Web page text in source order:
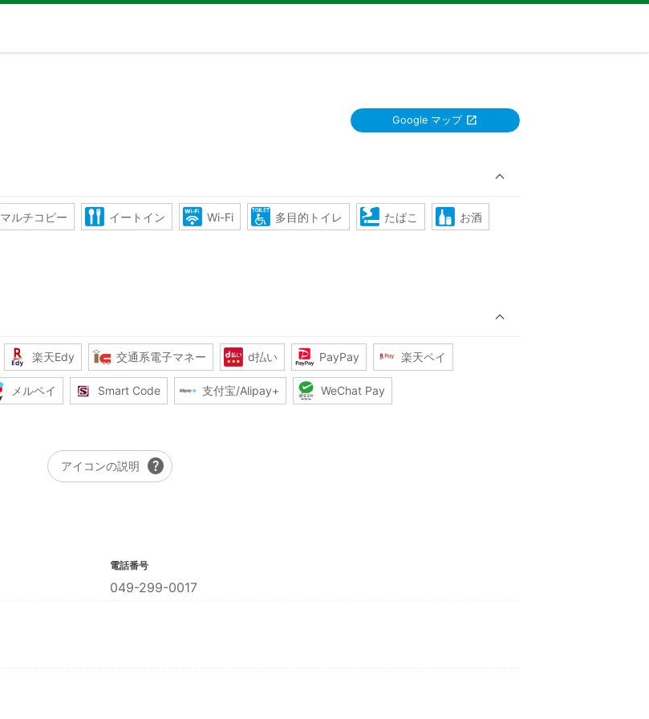
Google マップ
マルチコピー イートイン Wi-Fi 多目的トイレ たばこ お酒
楽天Edy 交通系電子マネー d払い PayPay 楽天ペイ
メルペイ Smart Code 支付宝/Alipay+ WeChat Pay
アイコンの説明 help
電話番号
049-299-0017